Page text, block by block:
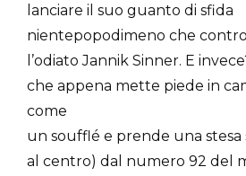
lanciare il suo guanto di sfida
nientepopodimeno che
l’odiato Jannik Sinner. E
che appena mette piede in
come
un soufflé e prende una stesa
al centro) dal numero 92 del